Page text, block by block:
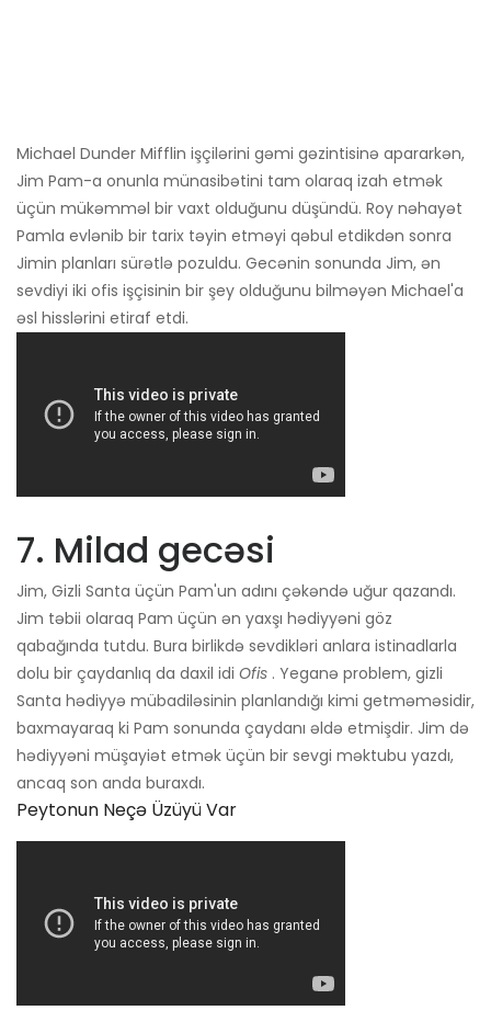
Michael Dunder Mifflin işçilərini gəmi gəzintisinə apararkən,
Jim Pam-a onunla münasibətini tam olaraq izah etmək
üçün mükəmməl bir vaxt olduğunu düşündü. Roy nəhayət
Pamla evlənib bir tarix təyin etməyi qəbul etdikdən sonra
Jimin planları sürətlə pozuldu. Gecənin sonunda Jim, ən
sevdiyi iki ofis işçisinin bir şey olduğunu bilməyən Michael'a
əsl hisslərini etiraf etdi.
7. Milad gecəsi
Jim, Gizli Santa üçün Pam'un adını çəkəndə uğur qazandı.
Jim təbii olaraq Pam üçün ən yaxşı hədiyyəni göz
qabağında tutdu. Bura birlikdə sevdikləri anlara istinadlarla
dolu bir çaydanlıq da daxil idi Ofis . Yeganə problem, gizli
Santa hədiyyə mübadiləsinin planlandığı kimi getməməsidir,
baxmayaraq ki Pam sonunda çaydanı əldə etmişdir. Jim də
hədiyyəni müşayiət etmək üçün bir sevgi məktubu yazdı,
ancaq son anda buraxdı.
Peytonun Neçə Üzüyü Var